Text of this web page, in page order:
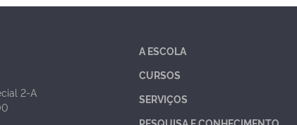
2-A
A ESCOLA
CURSOS
SERVIÇOS